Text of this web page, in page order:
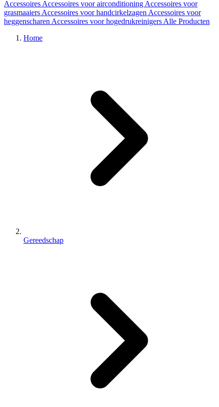
Accessoires Accessoires voor airconditioning Accessoires voor
grasmaaiers Accessoires voor handcirkelzagen Accessoires voor
heggenscharen Accessoires voor hogedrukreinigers Alle Producten
Home
Gereedschap